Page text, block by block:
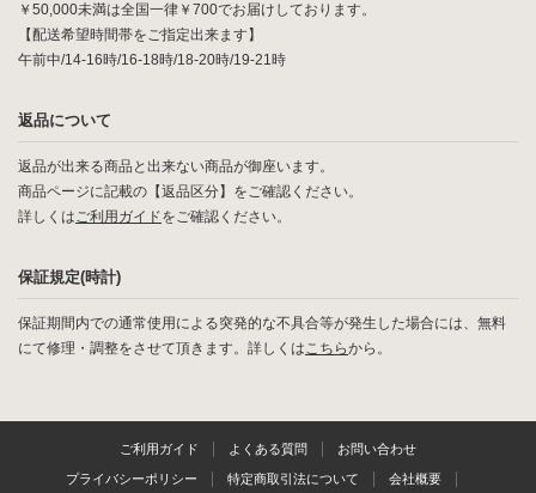
￥50,000未満は全国一律￥700でお届けしております。
【配送希望時間帯をご指定出来ます】
午前中/14-16時/16-18時/18-20時/19-21時
返品について
返品が出来る商品と出来ない商品が御座います。
商品ページに記載の【返品区分】をご確認ください。
詳しくはご利用ガイドをご確認ください。
保証規定(時計)
保証期間内での通常使用による突発的な不具合等が発生した場合には、無料
にて修理・調整をさせて頂きます。詳しくはこちらから。
ご利用ガイド よくある質問 お問い合わせ
プライバシーポリシー 特定商取引法について 会社概要